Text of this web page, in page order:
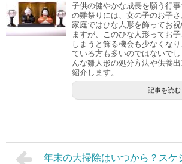
子供の健やかな成長を願う行事
の雛祭りには、女の子のお子
家庭ではひな人形を飾ってお
ますが、このひな人形ってお
しまうと飾る機会も少なくな
ている方も多いのではないで
んな雛人形の処分方法や供養
紹介します。
記事を読む
年末の大掃除はいつから？スケ